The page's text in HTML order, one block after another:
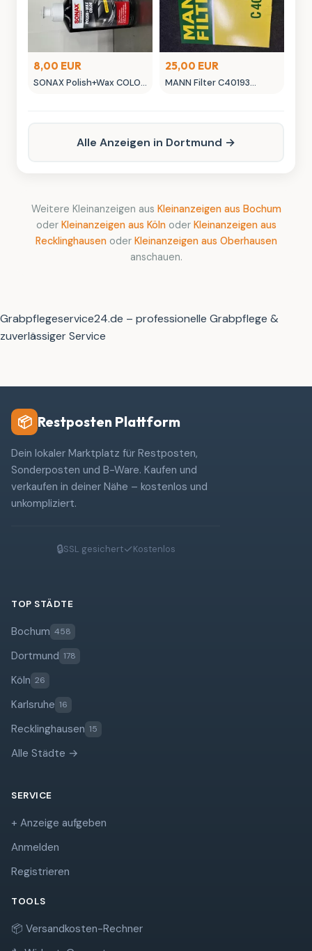
8,00 EUR
SONAX Polish+Wax COLOR
25,00 EUR
MANN Filter C40193
Alle Anzeigen in Dortmund →
Weitere Kleinanzeigen aus Kleinanzeigen aus Bochum
oder Kleinanzeigen aus Kölnoder Kleinanzeigen aus
Recklinghausenoder Kleinanzeigen aus Oberhausen
anschauen.
Grabpflegeservice24.de – professionelle Grabpflege &
zuverlässiger Service
📦 Restposten Plattform
Dein lokaler Marktplatz für Restposten,
Sonderposten und B-Ware. Kaufen und
verkaufen in deiner Nähe – kostenlos und
unkompliziert.
🔒SSL gesichert✓Kostenlos
TOP STÄDTE
Bochum 458
Dortmund 178
Köln 26
Karlsruhe 16
Recklinghausen 15
Alle Städte →
SERVICE
+ Anzeige aufgeben
Anmelden
Registrieren
TOOLS
📦 Versandkosten-Rechner